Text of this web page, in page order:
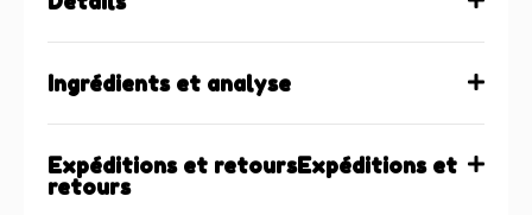
Ingrédients et analyse
Expéditions et retoursExpéditions et
retours